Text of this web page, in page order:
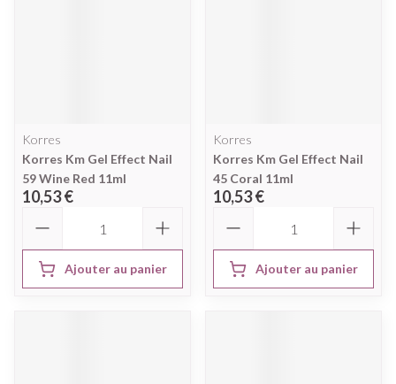
Korres
Korres Km Gel Effect Nail
59 Wine Red 11ml
10,53 €
Ajouter au panier
Korres
Korres Km Gel Effect Nail
45 Coral 11ml
10,53 €
Ajouter au panier